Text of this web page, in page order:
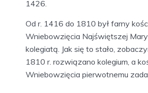
1426.
Od r. 1416 do 1810 był farny
Wniebowzięcia Najświętszej
kolegiatą. Jak się to stało,
1810 r. rozwiązano kolegium, a
Wniebowzięcia pierwotnemu